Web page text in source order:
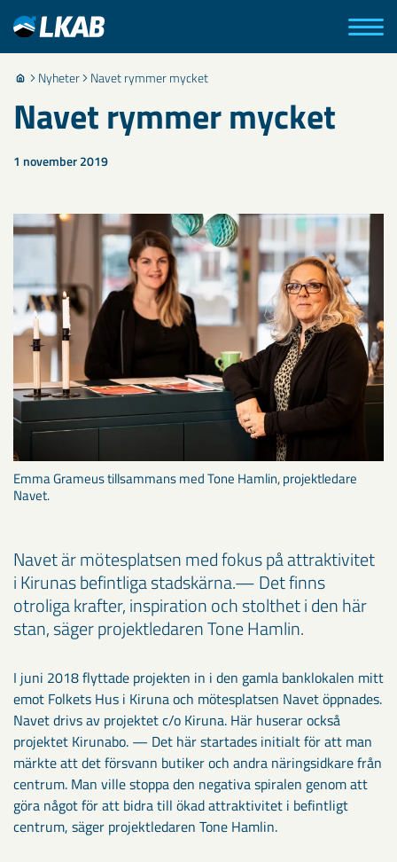
Nyheter Navet rymmer mycket
Navet rymmer mycket
1 november 2019
Emma Grameus tillsammans med Tone Hamlin, projektledare
Navet.
Navet är mötesplatsen med fokus på attraktivitet
i Kirunas befintliga stadskärna.— Det finns
otroliga krafter, inspiration och stolthet i den här
stan, säger projektledaren Tone Hamlin.
I juni 2018 flyttade projekten in i den gamla banklokalen mitt
emot Folkets Hus i Kiruna och mötesplatsen Navet öppnades.
Navet drivs av projektet c/o Kiruna. Här huserar också
projektet Kirunabo. — Det här startades initialt för att man
märkte att det försvann butiker och andra näringsidkare från
centrum. Man ville stoppa den negativa spiralen genom att
göra något för att bidra till ökad attraktivitet i befintligt
centrum, säger projektledaren Tone Hamlin.